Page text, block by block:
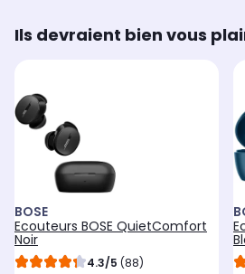
Ils devraient bien vous
BOSE
Ecouteurs BOSE QuietComfort
Noir
4.3/5 (88)